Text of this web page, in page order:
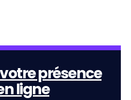
présence
ligne